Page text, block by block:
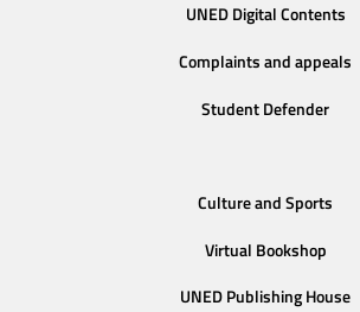
UNED Digital Contents
Complaints and appeals
Student Defender
Culture and Sports
Virtual Bookshop
UNED Publishing House